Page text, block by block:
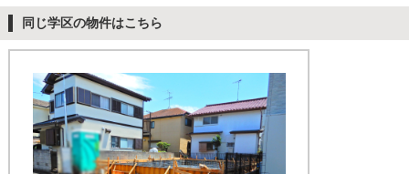
同じ学区の物件はこちら